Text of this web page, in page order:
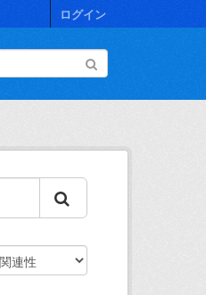
ログイン